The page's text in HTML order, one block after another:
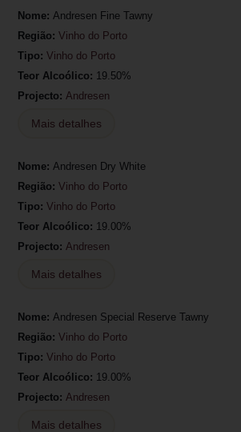
Nome: Andresen Fine Tawny
Região: Vinho do Porto
Tipo: Vinho do Porto
Teor Alcoólico: 19.50%
Projecto: Andresen
Mais detalhes
Nome: Andresen Dry White
Região: Vinho do Porto
Tipo: Vinho do Porto
Teor Alcoólico: 19.00%
Projecto: Andresen
Mais detalhes
Nome: Andresen Special Reserve Tawny
Região: Vinho do Porto
Tipo: Vinho do Porto
Teor Alcoólico: 19.00%
Projecto: Andresen
Mais detalhes